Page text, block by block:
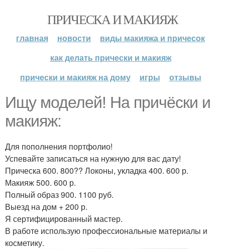
ПРИЧЕСКА И МАКИЯЖ
главная новости
виды макияжа и причесок
как делать прически и макияж
прически и макияж на дому
игры отзывы
Ищу моделей! На причёски и
макияж:
Для пополнения портфолио!
Успевайте записаться на нужную для вас дату!
Прическа 600. 800?? Локоны, укладка 400. 600 р.
Макияж 500. 600 р.
Полный образ 900. 1100 руб.
Выезд на дом + 200 р.
Я сертифицированный мастер.
В работе использую профессиональные материалы и
косметику.